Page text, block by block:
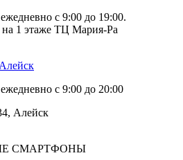
с 9:00 до 19:00.
на 1 этаже ТЦ Мария-Ра
с 9:00 до 20:00
Алейск
СМАРТФОНЫ